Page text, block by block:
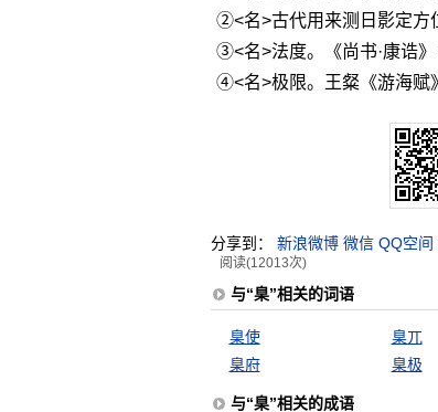
②<名>古代用来测日影定方
③<名>法度。《尚书·康诰》
④<名>极限。王粲《游海赋
分享到： 新浪微博 微信 QQ空间
阅读(12013次)
与“臬”相关的词语
臬使 臬兀
臬府
臬极
与“臬”相关的成语